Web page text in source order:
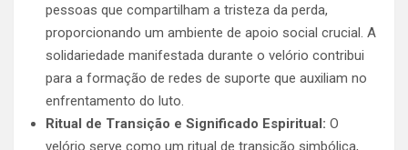
pessoas que compartilham a tristeza da perda,
proporcionando um ambiente de apoio social crucial. A
solidariedade manifestada durante o velório contribui
para a formação de redes de suporte que auxiliam no
enfrentamento do luto.
Ritual de Transição e Significado Espiritual: O
velório serve como um ritual de transição simbólica,